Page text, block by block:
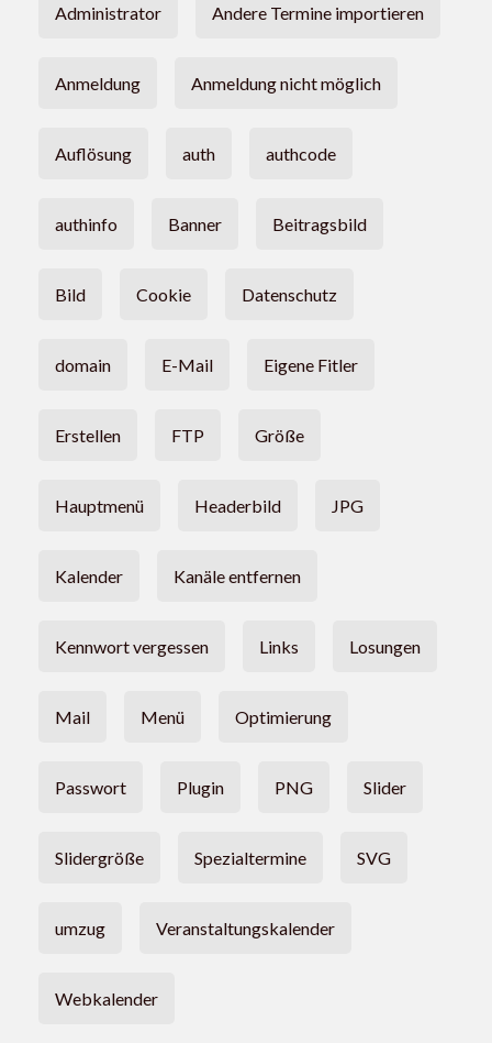
Administrator Andere Termine importieren
Anmeldung Anmeldung nicht möglich
Auflösung auth authcode
authinfo Banner Beitragsbild
Bild Cookie Datenschutz
domain E-Mail Eigene Fitler
Erstellen FTP Größe
Hauptmenü Headerbild JPG
Kalender Kanäle entfernen
Kennwort vergessen Links Losungen
Mail Menü Optimierung
Passwort Plugin PNG Slider
Slidergröße Spezialtermine SVG
umzug Veranstaltungskalender
Webkalender